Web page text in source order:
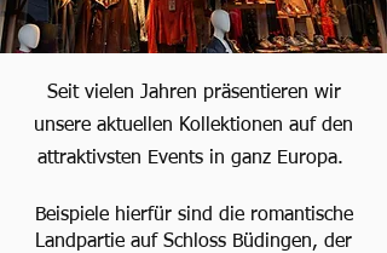
Seit vielen Jahren präsentieren wir
unsere aktuellen Kollektionen auf den
attraktivsten Events in ganz Europa.
Beispiele hierfür sind die romantische
Landpartie auf Schloss Büdingen, der